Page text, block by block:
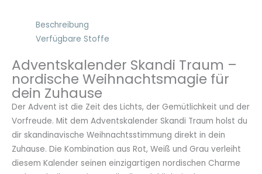
Beschreibung
Verfügbare Stoffe
Adventskalender Skandi Traum –
nordische Weihnachtsmagie für
dein Zuhause
Der Advent ist die Zeit des Lichts, der Gemütlichkeit und der
Vorfreude. Mit dem Adventskalender Skandi Traum holst du
dir skandinavische Weihnachtsstimmung direkt in dein
Zuhause. Die Kombination aus Rot, Weiß und Grau verleiht
diesem Kalender seinen einzigartigen nordischen Charme